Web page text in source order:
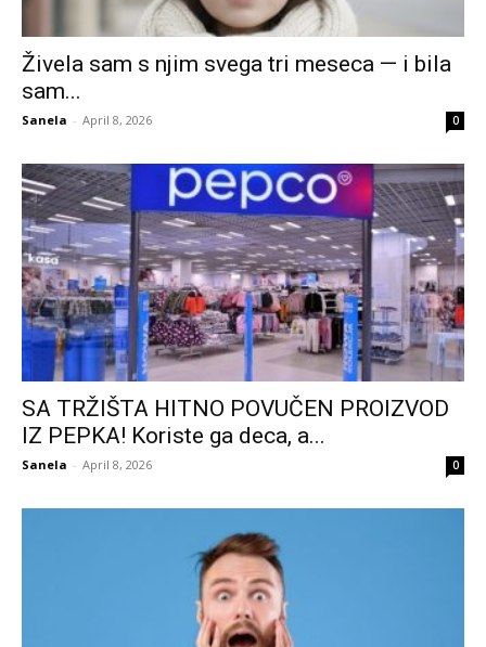
Živela sam s njim svega tri meseca — i bila
sam...
Sanela - April 8, 2026 0
SA TRŽIŠTA HITNO POVUČEN PROIZVOD
IZ PEPKA! Koriste ga deca, a...
Sanela - April 8, 2026 0